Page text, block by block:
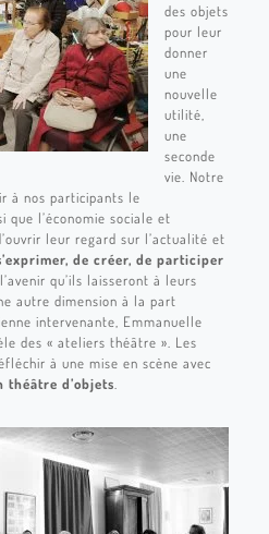
des objets
pour leur
donner
une
nouvelle
utilité,
une
seconde
vie. Notre
à nos participants le
que l’économie sociale et
leur regard sur l’actualité et
de créer, de participer
qu’ils laisseront à leurs
autre dimension à la part
intervenante, Emmanuelle
des « ateliers théâtre ». Les
à une mise en scène avec
théâtre d’objets